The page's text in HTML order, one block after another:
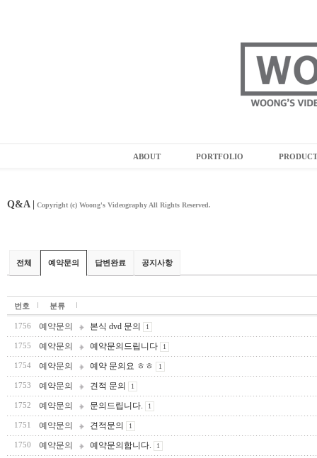
ABOUT PORTFOLIO PRODUCT
Q&A | Copyright (c) Woong's Videography All Rights Reserved.
전체 예약문의 답변완료 공지사항
번호 분류
1756 예약문의 본식 dvd 문의 1
1755 예약문의 예약문의드립니다 1
1754 예약문의 예약 문의요 ㅎㅎ 1
1753 예약문의 견적 문의 1
1752 예약문의 문의드립니다. 1
1751 예약문의 견적문의 1
1750 예약문의 예약문의합니다. 1